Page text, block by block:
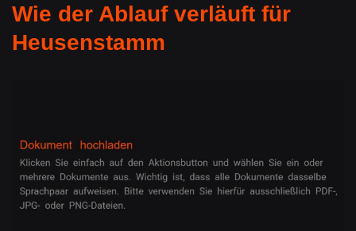
Wie der Ablauf verläuft für
Heusenstamm